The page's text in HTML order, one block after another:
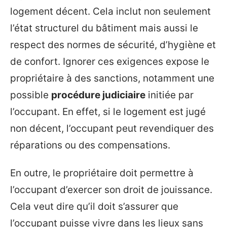
logement décent. Cela inclut non seulement
l’état structurel du bâtiment mais aussi le
respect des normes de sécurité, d’hygiène et
de confort. Ignorer ces exigences expose le
propriétaire à des sanctions, notamment une
possible procédure judiciaire initiée par
l’occupant. En effet, si le logement est jugé
non décent, l’occupant peut revendiquer des
réparations ou des compensations.
En outre, le propriétaire doit permettre à
l’occupant d’exercer son droit de jouissance.
Cela veut dire qu’il doit s’assurer que
l’occupant puisse vivre dans les lieux sans